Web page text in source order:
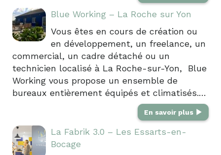
Blue Working – La Roche sur Yon
Vous êtes en cours de création ou
en développement, un freelance, un
commercial, un cadre détaché ou un
technicien localisé à La Roche-sur-Yon, Blue
Working vous propose un ensemble de
bureaux entièrement équipés et climatisés.…
En savoir plus
La Fabrik 3.0 – Les Essarts-en-
Bocage